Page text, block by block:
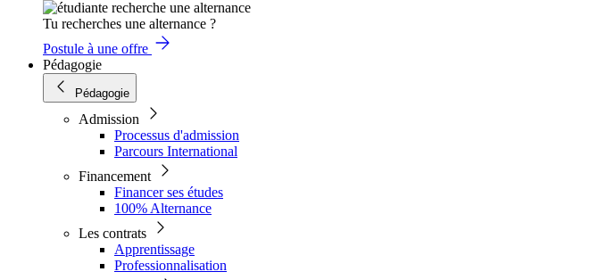
Tu recherches une alternance ?
Postule à une offre
Pédagogie
Pédagogie
Admission
Processus d'admission
Parcours International
Financement
Financer ses études
100% Alternance
Les contrats
Apprentissage
Professionnalisation